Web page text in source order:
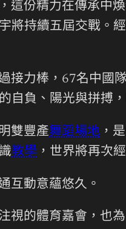
這份精力在傳承中
將持續五屆交戰。
接力棒，67名中國
自負、陽光與拼搏
雙豐產舞蹈場地 ，
教學 ，世界將再次
互動意蘊悠久。
視的體育嘉會，也